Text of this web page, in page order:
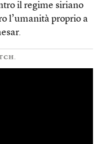
il regime siriano
l’umanità proprio a